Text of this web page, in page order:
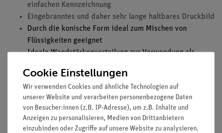
einfachen Kennzeichnung
Eingebranntes und daher sehr lange haltbares Druckbild
Durch die konische Form ideal zum Mischen von
Flüssigkeiten geeignet
Ideale Wandstärkenverteilung zur Verwendung als
Ausstattu ng und technische Daten:
Form: weithals
graduiert, Bördelrand
Cookie Einstellungen
Wir verwenden Cookies und ähnliche Technologien auf
unserer Website und verarbeiten personenbezogene Daten
von Besucher:innen (z.B. IP-Adresse), um z.B. Inhalte und
Anzeigen zu personalisieren, Medien von Drittanbietern
einzubinden oder Zugriffe auf unsere Website zu analysieren.